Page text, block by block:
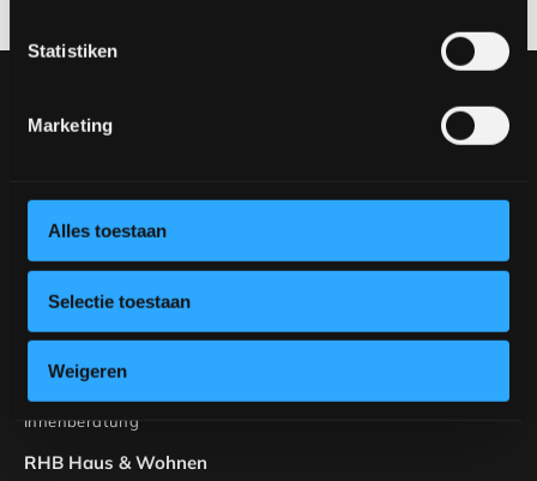
Statistiken
Marketing
Alles toestaan
Selectie toestaan
Weigeren
Möbel
Gestalten Sie Ihren Tisch
Gestalten Sie Ihren Stuhl
Inspiration
Stühle
Schränke und TV-Möbel
Maßgeschneidert
Innenberatung
RHB Haus & Wohnen